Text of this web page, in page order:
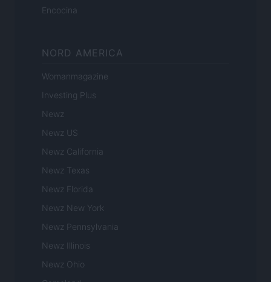
Encocina
NORD AMERICA
Womanmagazine
Investing Plus
Newz
Newz US
Newz California
Newz Texas
Newz Florida
Newz New York
Newz Pennsylvania
Newz Illinois
Newz Ohio